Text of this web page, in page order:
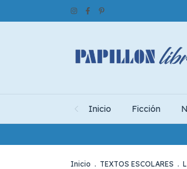
Inicio Ficción
Inicio . TEXTOS ESCOLARES .